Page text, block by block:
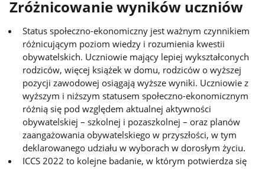
Zróżnicowanie wyników uczniów
Status społeczno-ekonomiczny jest ważnym czynnikiem
różnicującym poziom wiedzy i rozumienia kwestii
obywatelskich. Uczniowie mający lepiej wykształconych
rodziców, więcej książek w domu, rodziców o wyższej
pozycji zawodowej osiągają wyższe wyniki. Uczniowie z
wyższym i niższym statusem społeczno-ekonomicznym
różnią się pod względem aktualnej aktywności
obywatelskiej – szkolnej i pozaszkolnej – oraz planów
zaangażowania obywatelskiego w przyszłości, w tym
deklarowanego udziału w wyborach w dorosłym życiu.
ICCS 2022 to kolejne badanie, w którym potwierdza się